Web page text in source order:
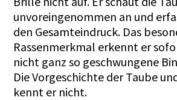
unvoreingenommen an und
den Gesamteindruck. Das
Rassenmerkmal erkennt er
nicht ganz so geschwungene
Die Vorgeschichte der Taube
kennt er nicht.